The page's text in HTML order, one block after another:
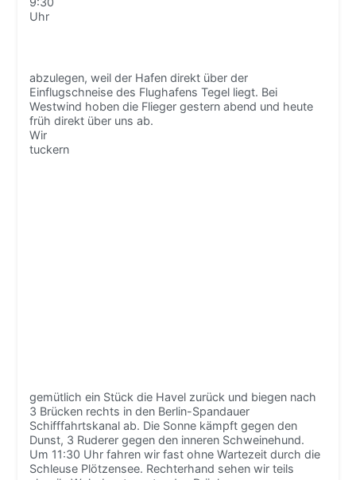
Uhr
abzulegen, weil der Hafen direkt über der
Einflugschneise des Flughafens Tegel liegt. Bei
Westwind hoben die Flieger gestern abend und heute
früh direkt über uns ab.
Wir
tuckern
gemütlich ein Stück die Havel zurück und biegen nach
3 Brücken rechts in den Berlin-Spandauer
Schifffahrtskanal ab. Die Sonne kämpft gegen den
Dunst, 3 Ruderer gegen den inneren Schweinehund.
Um 11:30 Uhr fahren wir fast ohne Wartezeit durch die
Schleuse Plötzensee. Rechterhand sehen wir teils